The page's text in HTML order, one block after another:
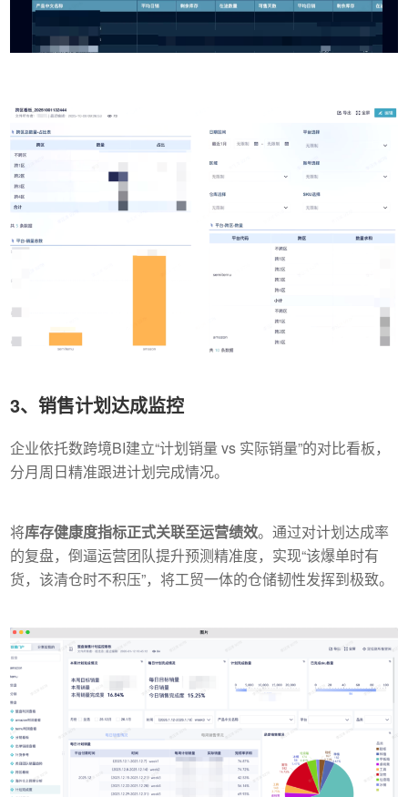
3、销售计划达成监控
企业依托数跨境BI建立“计划销量 vs 实际销量”的对比看板，
分月周日精准跟进计划完成情况。
将库存健康度指标正式关联至运营绩效。通过对计划达成率
的复盘，倒逼运营团队提升预测精准度，实现“该爆单时有
货，该清仓时不积压”，将工贸一体的仓储韧性发挥到极致。